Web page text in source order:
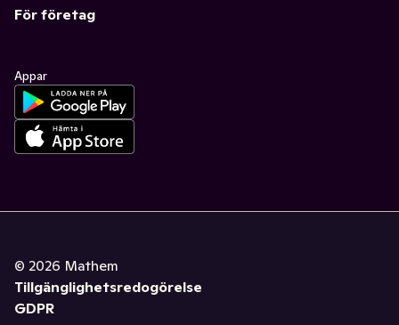
För företag
Appar
© 2026 Mathem
Tillgänglighetsredogörelse
GDPR